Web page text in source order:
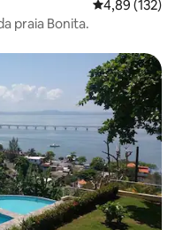
4,89 de uma
4,89 (132)
praia Bonita.